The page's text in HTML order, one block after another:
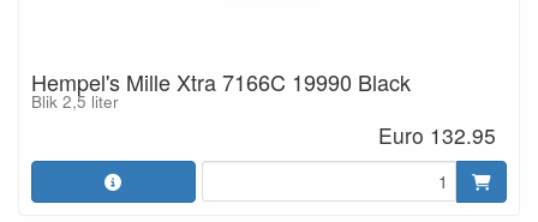
Hempel's Mille Xtra 7166C 19990 Black
Blik 2,5 liter
Euro 132.95